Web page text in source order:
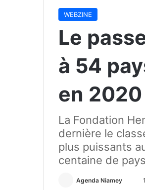
WEBZINE
Le
à 54
en
La Fondation
dernière le
plus puissants
centaine de
Agenda Niamey